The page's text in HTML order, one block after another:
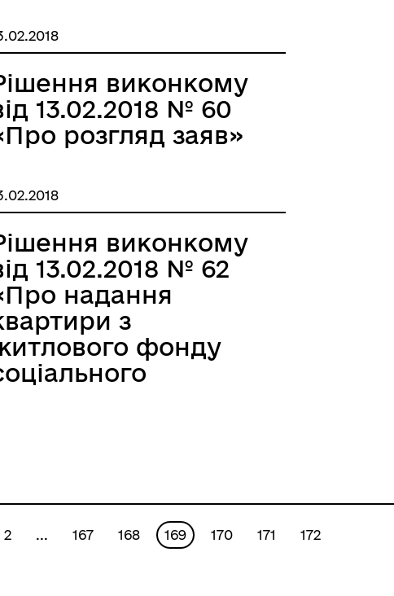
виконкому
13.02.2018 № 60
розгляд заяв»
виконкому
13.02.2018 № 62
надання
з
фонду
2 ... 167 168 169 170 171 172